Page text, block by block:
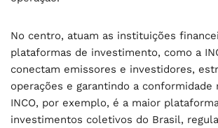
No centro, atuam as instituições
plataformas de investimento, como a
conectam emissores e investidores,
operações e garantindo a conformidade
INCO, por exemplo, é a maior
investimentos coletivos do Brasil,